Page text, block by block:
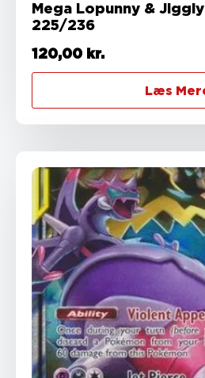
Mega Lopunny &
225/236
120,00 kr.
Læs